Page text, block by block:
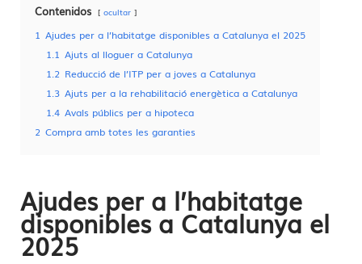
Contenidos ocultar
1 Ajudes per a l’habitatge disponibles a Catalunya el 2025
1.1 Ajuts al lloguer a Catalunya
1.2 Reducció de l’ITP per a joves a Catalunya
1.3 Ajuts per a la rehabilitació energètica a Catalunya
1.4 Avals públics per a hipoteca
2 Compra amb totes les garanties
Ajudes per a l’habitatge
disponibles a Catalunya el
2025